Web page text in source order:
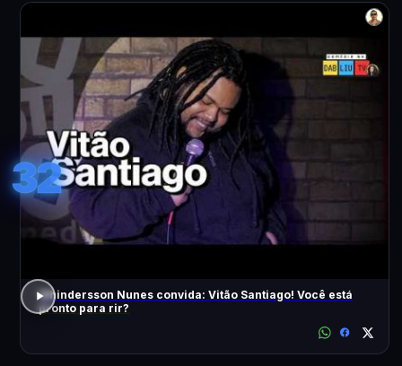
32
Whindersson Nunes convida: Vitão Santiago! Você está
pronto para rir?